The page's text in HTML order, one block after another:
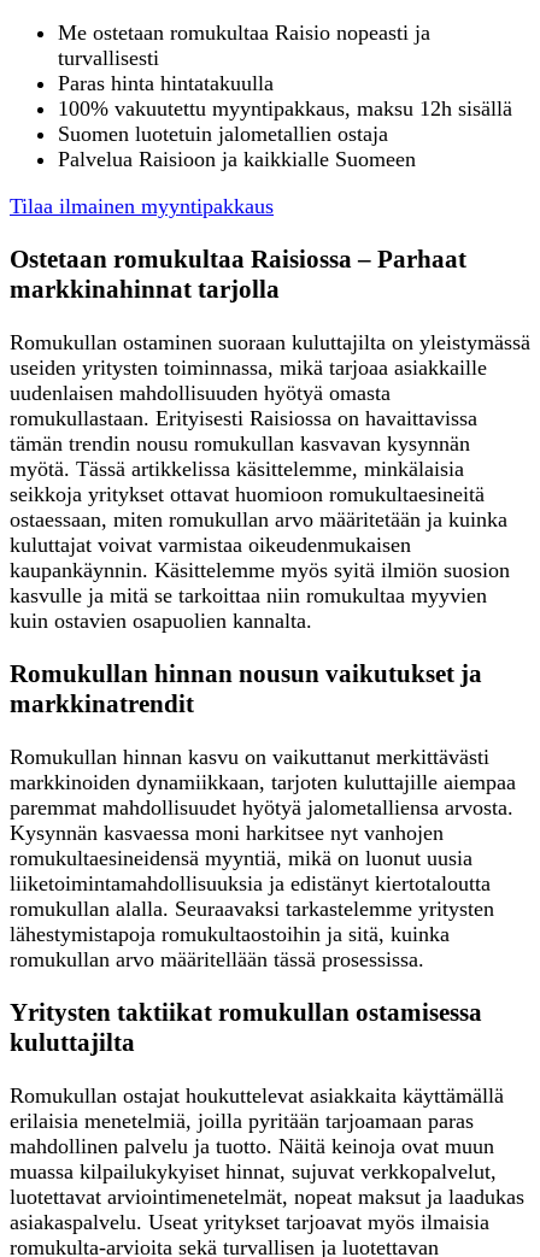
Me ostetaan romukultaa Raisio nopeasti ja
turvallisesti
Paras hinta hintatakuulla
100% vakuutettu myyntipakkaus, maksu 12h sisällä
Suomen luotetuin jalometallien ostaja
Palvelua Raisioon ja kaikkialle Suomeen
Tilaa ilmainen myyntipakkaus
Ostetaan romukultaa Raisiossa – Parhaat
markkinahinnat tarjolla
Romukullan ostaminen suoraan kuluttajilta on yleistymässä
useiden yritysten toiminnassa, mikä tarjoaa asiakkaille
uudenlaisen mahdollisuuden hyötyä omasta
romukullastaan. Erityisesti Raisiossa on havaittavissa
tämän trendin nousu romukullan kasvavan kysynnän
myötä. Tässä artikkelissa käsittelemme, minkälaisia
seikkoja yritykset ottavat huomioon romukultaesineitä
ostaessaan, miten romukullan arvo määritetään ja kuinka
kuluttajat voivat varmistaa oikeudenmukaisen
kaupankäynnin. Käsittelemme myös syitä ilmiön suosion
kasvulle ja mitä se tarkoittaa niin romukultaa myyvien
kuin ostavien osapuolien kannalta.
Romukullan hinnan nousun vaikutukset ja
markkinatrendit
Romukullan hinnan kasvu on vaikuttanut merkittävästi
markkinoiden dynamiikkaan, tarjoten kuluttajille aiempaa
paremmat mahdollisuudet hyötyä jalometalliensa arvosta.
Kysynnän kasvaessa moni harkitsee nyt vanhojen
romukultaesineidensä myyntiä, mikä on luonut uusia
liiketoimintamahdollisuuksia ja edistänyt kiertotaloutta
romukullan alalla. Seuraavaksi tarkastelemme yritysten
lähestymistapoja romukultaostoihin ja sitä, kuinka
romukullan arvo määritellään tässä prosessissa.
Yritysten taktiikat romukullan ostamisessa
kuluttajilta
Romukullan ostajat houkuttelevat asiakkaita käyttämällä
erilaisia menetelmiä, joilla pyritään tarjoamaan paras
mahdollinen palvelu ja tuotto. Näitä keinoja ovat muun
muassa kilpailukykyiset hinnat, sujuvat verkkopalvelut,
luotettavat arviointimenetelmät, nopeat maksut ja laadukas
asiakaspalvelu. Useat yritykset tarjoavat myös ilmaisia
romukulta-arvioita sekä turvallisen ja luotettavan